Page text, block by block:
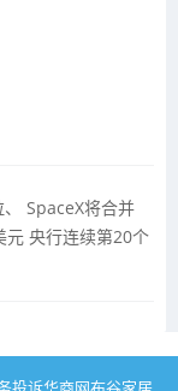
SpaceX将合并
元 央行连续第20个